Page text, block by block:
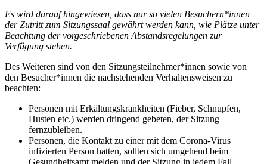
Es wird darauf hingewiesen, dass nur so vielen Besuchern*innen
der Zutritt zum Sitzungssaal gewährt werden kann, wie Plätze unter
Beachtung der vorgeschriebenen Abstandsregelungen zur
Verfügung stehen.
Des Weiteren sind von den Sitzungsteilnehmer*innen sowie von
den Besucher*innen die nachstehenden Verhaltensweisen zu
beachten:
Personen mit Erkältungskrankheiten (Fieber, Schnupfen,
Husten etc.) werden dringend gebeten, der Sitzung
fernzubleiben.
Personen, die Kontakt zu einer mit dem Corona-Virus
infizierten Person hatten, sollten sich umgehend beim